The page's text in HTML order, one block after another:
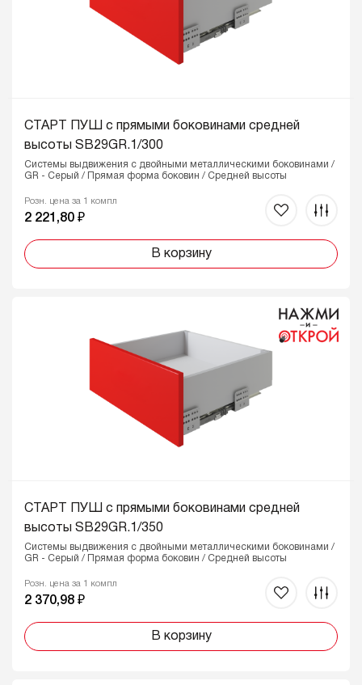
СТАРТ ПУШ с прямыми боковинами средней
высоты SB29GR.1/300
Системы выдвижения с двойными металлическими боковинами /
GR - Серый / Прямая форма боковин / Средней высоты
Розн. цена за 1 компл
2 221,80 ₽
В корзину
СТАРТ ПУШ с прямыми боковинами средней
высоты SB29GR.1/350
Системы выдвижения с двойными металлическими боковинами /
GR - Серый / Прямая форма боковин / Средней высоты
Розн. цена за 1 компл
2 370,98 ₽
В корзину